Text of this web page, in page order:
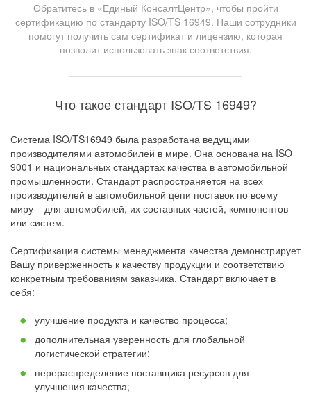
Обратитесь в «Единый КонсалтЦентр», чтобы пройти
сертификацию по стандарту ISO/TS 16949. Наши сотрудники
помогут получить сам сертификат и лицензию, которая
позволит использовать знак соответствия.
Что такое стандарт ISO/TS 16949?
Система ISO/TS16949 была разработана ведущими
производителями автомобилей в мире. Она основана на ISO
9001 и национальных стандартах качества в автомобильной
промышленности. Стандарт распространяется на всех
производителей в автомобильной цепи поставок по всему
миру – для автомобилей, их составных частей, компонентов
или систем.
Сертификация системы менеджмента качества демонстрирует
Вашу приверженность к качеству продукции и соответствию
конкретным требованиям заказчика. Стандарт включает в
себя:
улучшение продукта и качество процесса;
дополнительная уверенность для глобальной
логистической стратегии;
перераспределение поставщика ресурсов для
улучшения качества;